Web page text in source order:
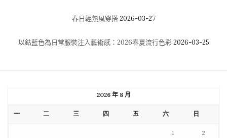
春日輕熟風穿搭 2026-03-27
以鈷藍色為日常服裝注入藝術感：2026春夏流行色彩 2026-03-25
2026 年 8 月
一 二 三 四 五 六 日
1 2